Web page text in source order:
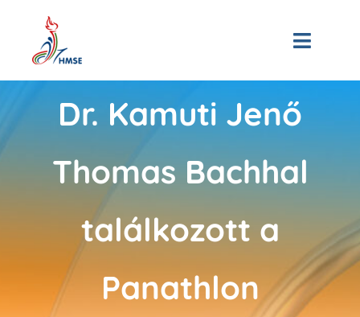
content
Toggle
3D Múzeum
Dr. Kamuti Jenő
Thomas Bachhal
találkozott a
Panathlon